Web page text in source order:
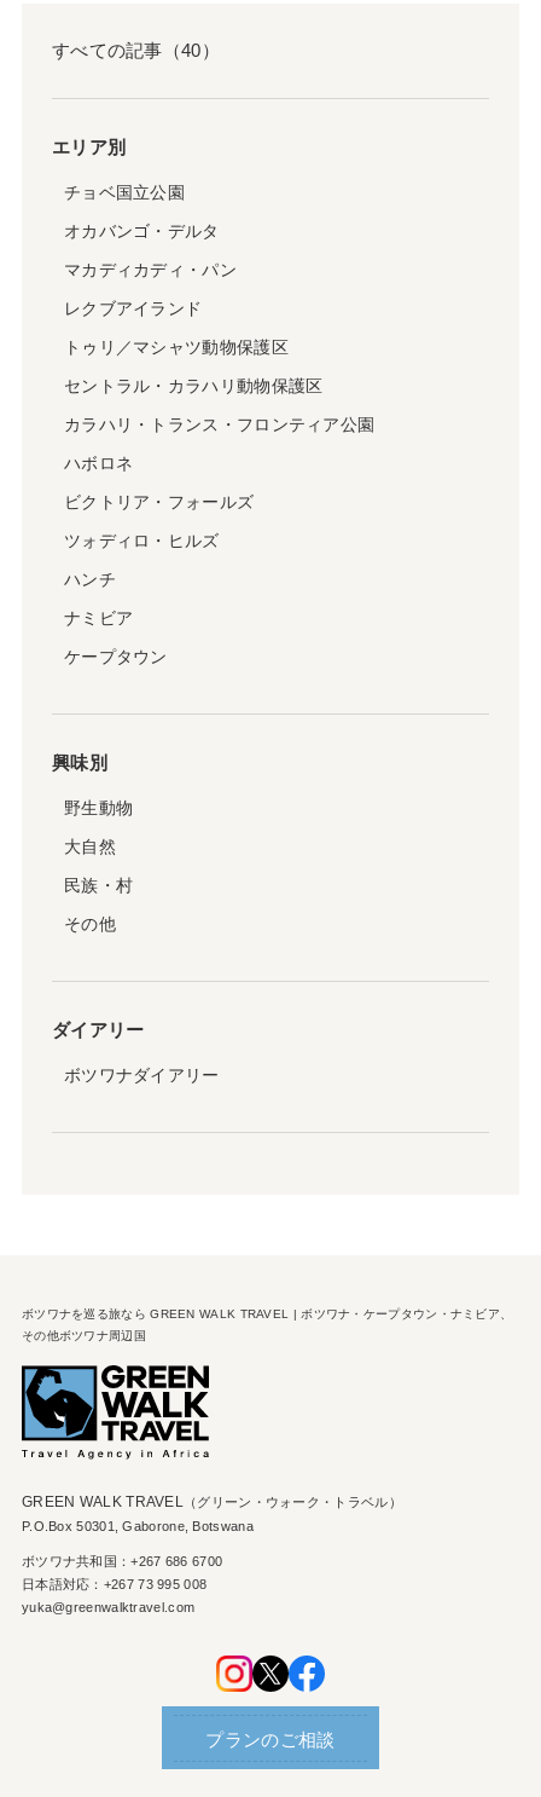
すべての記事（40）
エリア別
チョベ国立公園
オカバンゴ・デルタ
マカディカディ・パン
レクブアイランド
トゥリ／マシャツ動物保護区
セントラル・カラハリ動物保護区
カラハリ・トランス・フロンティア公園
ハボロネ
ビクトリア・フォールズ
ツォディロ・ヒルズ
ハンチ
ナミビア
ケープタウン
興味別
野生動物
大自然
民族・村
その他
ダイアリー
ボツワナダイアリー
ボツワナを巡る旅なら GREEN WALK TRAVEL | ボツワナ・ケープタウン・ナミビア、
その他ボツワナ周辺国
GREEN WALK TRAVEL （グリーン・ウォーク・トラベル）
P.O.Box 50301, Gaborone, Botswana
ボツワナ共和国：+267 686 6700
日本語対応：+267 73 995 008
yuka@greenwalktravel.com
プランのご相談